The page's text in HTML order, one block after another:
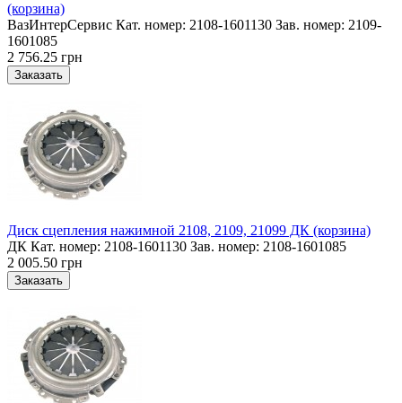
(корзина)
ВазИнтерСервис Кат. номер: 2108-1601130 Зав. номер: 2109-
1601085
2 756.25 грн
Диск сцепления нажимной 2108, 2109, 21099 ДК (корзина)
ДК Кат. номер: 2108-1601130 Зав. номер: 2108-1601085
2 005.50 грн